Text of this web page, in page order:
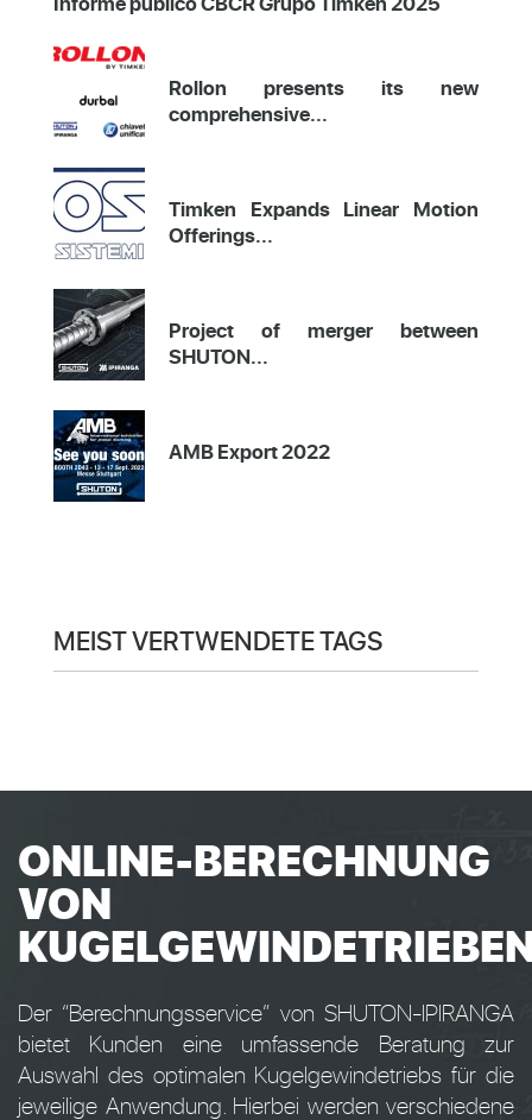
Rollon presents its new
comprehensive...
Timken Expands Linear Motion
Offerings...
Project of merger between
SHUTON...
AMB Export 2022
MEIST VERTWENDETE TAGS
ONLINE-BERECHNUNG
VON
Der “Berechnungsservice” von SHUTON-IPIRANGA
bietet Kunden eine umfassende Beratung zur
Auswahl des optimalen Kugelgewindetriebs für die
jeweilige Anwendung. Hierbei werden verschiedene